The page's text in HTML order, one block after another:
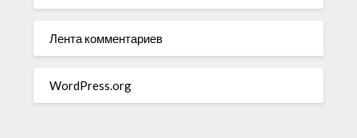
Лента комментариев
WordPress.org